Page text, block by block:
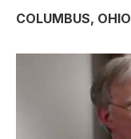
COLUMBUS, OHIO